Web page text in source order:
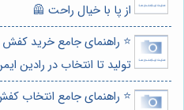
از پا با خیال راحت 🦺
⭐️ راهنمای جامع خرید کفش
تولید تا انتخاب در رادین
⭐️ راهنمای جامع انتخاب